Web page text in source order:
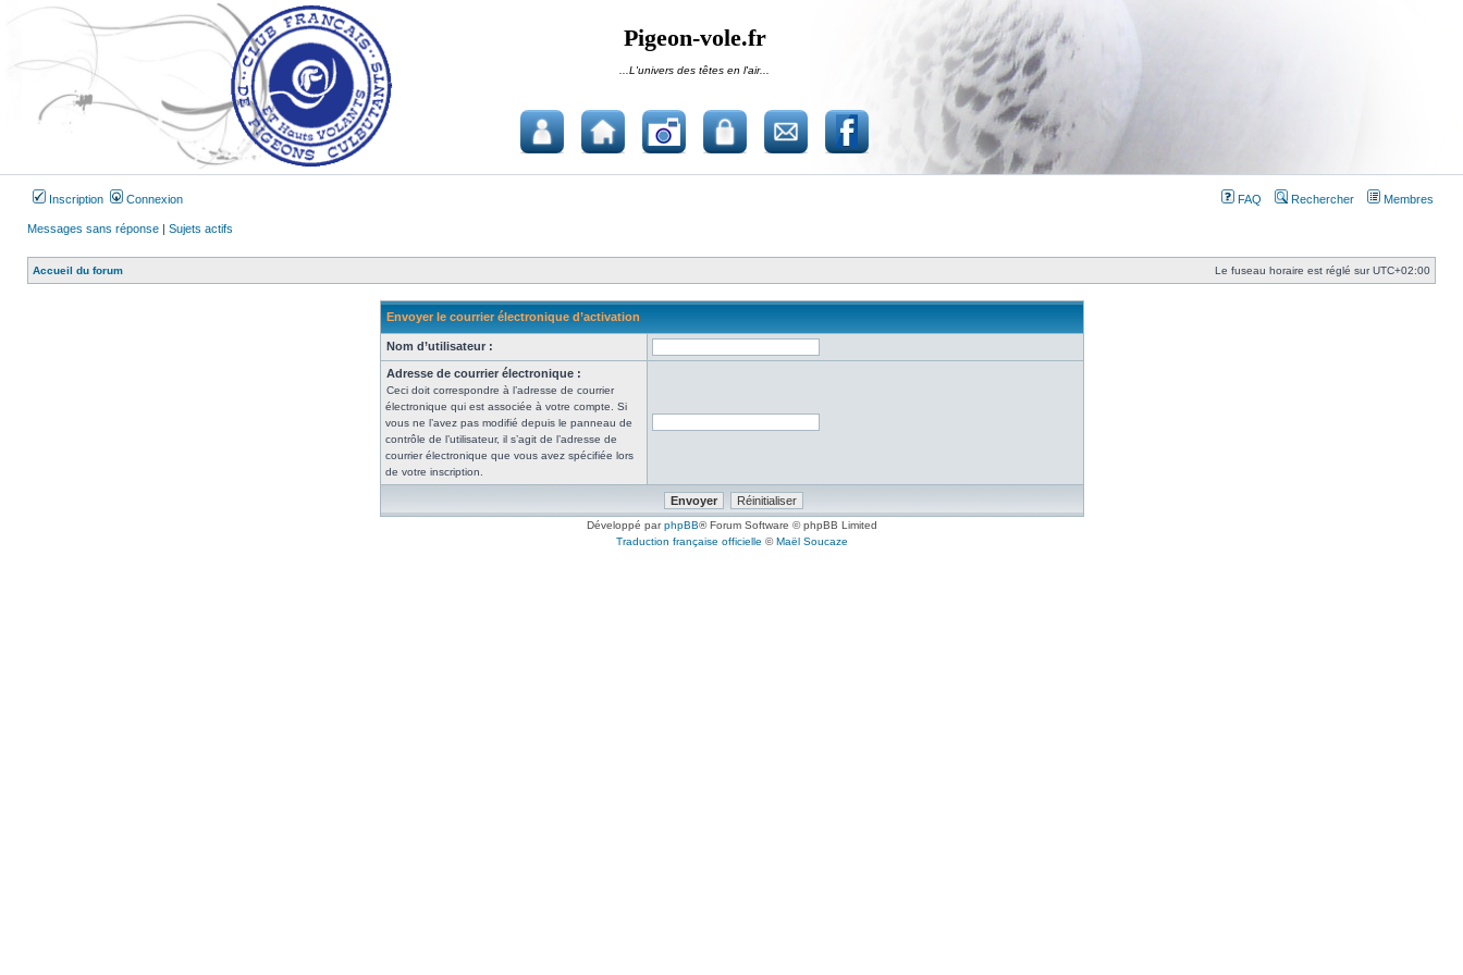
Pigeon-vole.fr
...L'univers des têtes en l'air...
Inscription Connexion FAQ Rechercher Membres
Messages sans réponse | Sujets actifs
Accueil du forum Le fuseau horaire est réglé surUTC+02:00
Envoyer le courrier électronique d’activation
Nom d’utilisateur :
Adresse de courrier électronique :
Ceci doit correspondre à l’adresse de courrier
électronique qui est associée à votre compte. Si
vous ne l’avez pas modifié depuis le panneau de
contrôle de l’utilisateur, il s’agit de l’adresse de
courrier électronique que vous avez spécifiée lors
de votre inscription.
Développé parphpBB® Forum Software © phpBB Limited
Traduction française officielle ©Maël Soucaze